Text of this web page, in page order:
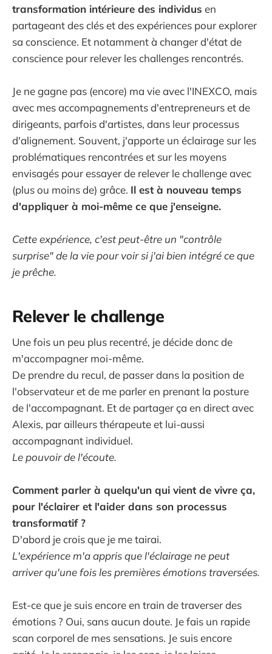
transformation intérieure des individus en
partageant des clés et des expériences pour explorer
sa conscience. Et notamment à changer d'état de
conscience pour relever les challenges rencontrés.
Je ne gagne pas (encore) ma vie avec l'INEXCO, mais
avec mes accompagnements d'entrepreneurs et de
dirigeants, parfois d'artistes, dans leur processus
d'alignement. Souvent, j'apporte un éclairage sur les
problématiques rencontrées et sur les moyens
envisagés pour essayer de relever le challenge avec
(plus ou moins de) grâce. Il est à nouveau temps
d'appliquer à moi-même ce que j'enseigne.
Cette expérience, c'est peut-être un "contrôle
surprise" de la vie pour voir si j'ai bien intégré ce que
je prêche.
Relever le challenge
Une fois un peu plus recentré, je décide donc de
m'accompagner moi-même.
De prendre du recul, de passer dans la position de
l'observateur et de me parler en prenant la posture
de l'accompagnant. Et de partager ça en direct avec
Alexis, par ailleurs thérapeute et lui-aussi
accompagnant individuel.
Le pouvoir de l'écoute.
Comment parler à quelqu'un qui vient de vivre ça,
pour l'éclairer et l'aider dans son processus
transformatif ?
D'abord je crois que je me tairai.
L'expérience m'a appris que l'éclairage ne peut
arriver qu'une fois les premières émotions traversées.
Est-ce que je suis encore en train de traverser des
émotions ? Oui, sans aucun doute. Je fais un rapide
scan corporel de mes sensations. Je suis encore